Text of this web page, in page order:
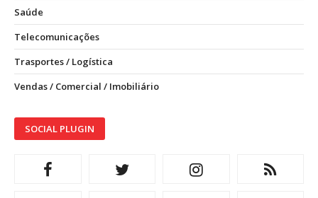
Saúde
Telecomunicações
Trasportes / Logística
Vendas / Comercial / Imobiliário
SOCIAL PLUGIN